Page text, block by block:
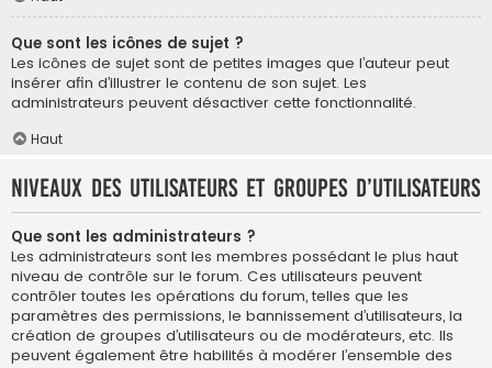
Que sont les icônes de sujet ?
Les icônes de sujet sont de petites images que l’auteur peut
insérer afin d’illustrer le contenu de son sujet. Les
administrateurs peuvent désactiver cette fonctionnalité.
Haut
Niveaux des utilisateurs et groupes d’utilisateurs
Que sont les administrateurs ?
Les administrateurs sont les membres possédant le plus haut
niveau de contrôle sur le forum. Ces utilisateurs peuvent
contrôler toutes les opérations du forum, telles que les
paramètres des permissions, le bannissement d’utilisateurs, la
création de groupes d’utilisateurs ou de modérateurs, etc. Ils
peuvent également être habilités à modérer l’ensemble des